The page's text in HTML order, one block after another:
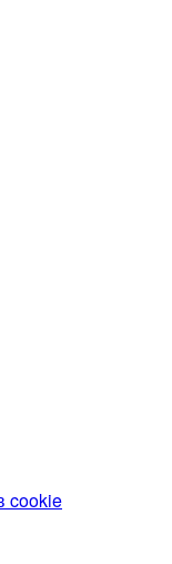
cookie